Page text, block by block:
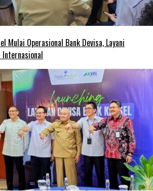
Mulai Operasional Bank Devisa, Layani
Internasional